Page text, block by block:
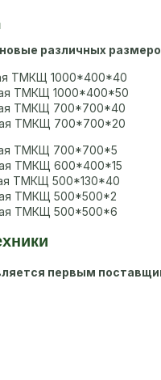
различных
ТМКЩ 1000*400*40
ТМКЩ 1000*400*50
ТМКЩ 700*700*40
ТМКЩ 700*700*20
ТМКЩ 700*700*5
ТМКЩ 600*400*15
ТМКЩ 500*130*40
ТМКЩ 500*500*2
ТМКЩ 500*500*6
первым